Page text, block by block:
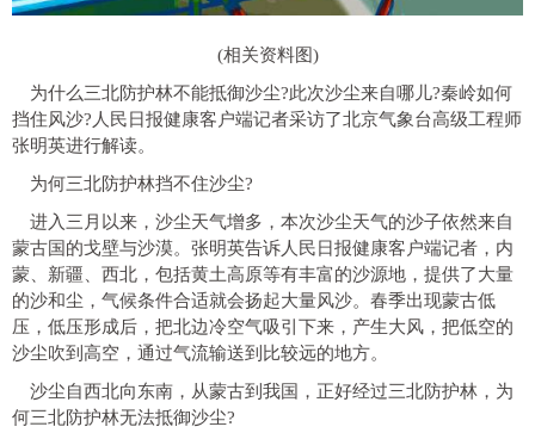
(相关资料图)
为什么三北防护林不能抵御沙尘?此次沙尘来自哪儿?秦岭如何
挡住风沙?人民日报健康客户端记者采访了北京气象台高级工程师
张明英进行解读。
为何三北防护林挡不住沙尘?
进入三月以来，沙尘天气增多，本次沙尘天气的沙子依然来自
蒙古国的戈壁与沙漠。张明英告诉人民日报健康客户端记者，内
蒙、新疆、西北，包括黄土高原等有丰富的沙源地，提供了大量
的沙和尘，气候条件合适就会扬起大量风沙。春季出现蒙古低
压，低压形成后，把北边冷空气吸引下来，产生大风，把低空的
沙尘吹到高空，通过气流输送到比较远的地方。
沙尘自西北向东南，从蒙古到我国，正好经过三北防护林，为
何三北防护林无法抵御沙尘?